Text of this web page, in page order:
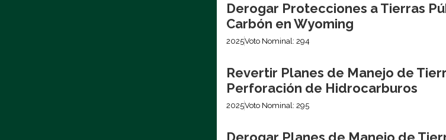
Derogar Protecciones a Tierras
Carbón en Wyoming
2025Voto Nominal: 294
Revertir Planes de Manejo de
Perforación de Hidrocarburos
2025Voto Nominal: 295